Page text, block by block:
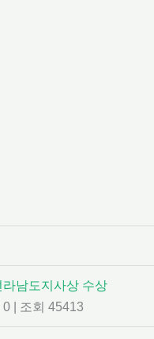
남도지사상 수상
0 조회 45413